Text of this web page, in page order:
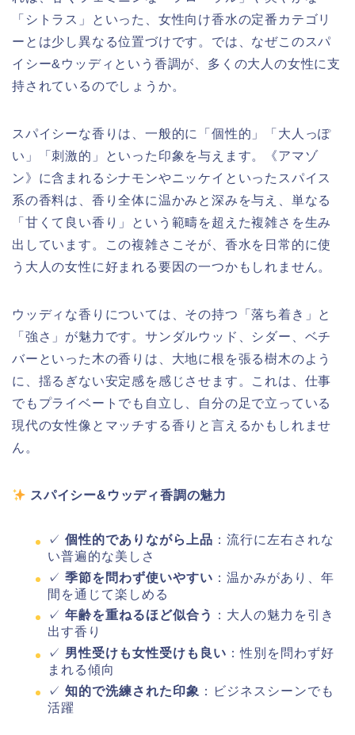
「シトラス」といった、女性向け香水の定番カテゴリ
ーとは少し異なる位置づけです。では、なぜこのスパ
イシー&ウッディという香調が、多くの大人の女性に支
持されているのでしょうか。
スパイシーな香りは、一般的に「個性的」「大人っぽ
い」「刺激的」といった印象を与えます。《アマゾ
ン》に含まれるシナモンやニッケイといったスパイス
系の香料は、香り全体に温かみと深みを与え、単なる
「甘くて良い香り」という範疇を超えた複雑さを生み
出しています。この複雑さこそが、香水を日常的に使
う大人の女性に好まれる要因の一つかもしれません。
ウッディな香りについては、その持つ「落ち着き」と
「強さ」が魅力です。サンダルウッド、シダー、ベチ
バーといった木の香りは、大地に根を張る樹木のよう
に、揺るぎない安定感を感じさせます。これは、仕事
でもプライベートでも自立し、自分の足で立っている
現代の女性像とマッチする香りと言えるかもしれませ
ん。
スパイシー&ウッディ香調の魅力
✓ 個性的でありながら上品 ：流行に左右されな
い普遍的な美しさ
✓ 季節を問わず使いやすい ：温かみがあり、年
間を通じて楽しめる
✓ 年齢を重ねるほど似合う
：大人の魅力を引き
出す香り
✓ 男性受けも女性受けも良い ：性別を問わず好
まれる傾向
✓ 知的で洗練された印象 ：ビジネスシーンでも
活躍